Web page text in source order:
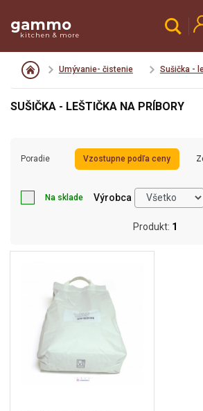
gammo
kitchen & more
Umývanie- čistenie Sušička -
SUŠIČKA - LEŠTIČKA NA PRÍBORY
Poradie Vzostupne podľa ceny
Na sklade Výrobca
Produkt: 1